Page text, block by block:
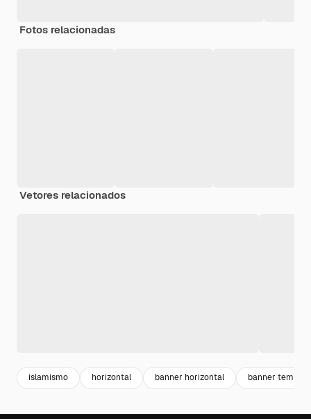
Fotos relacionadas
Vetores relacionados
islamismo horizontal banner horizontal banner